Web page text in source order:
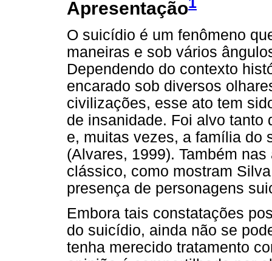
Apresentação
O suicídio é um fenômeno
maneiras e sob vários
Dependendo do contexto
encarado sob diversos
civilizações, esse ato tem
de insanidade. Foi alvo tanto
e, muitas vezes, a família do
(Alvares, 1999). Também
clássico, como mostram
presença de personagens
Embora tais constatações
do suicídio, ainda não se
tenha merecido tratamento